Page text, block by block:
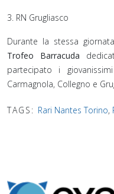
3. RN Grugliasco
Durante la stessa
Trofeo Barracuda
partecipato i
Carmagnola, Collegno e
TAGS: Rari Nantes Torino,